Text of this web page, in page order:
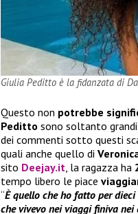
Giulia Peditto è la fidanzata di
Questo non potrebbe
Peditto sono soltanto
dei commenti sotto questi
quali anche quello di
sito Deejay.it, la ragazza ha
tempo libero le piace
“È quello che ho fatto per
che vivevo nei viaggi finiva nei